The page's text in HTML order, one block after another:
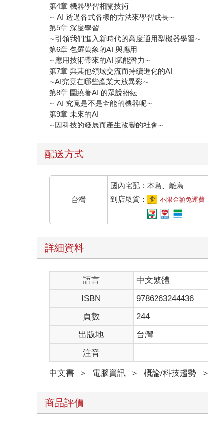
第4章 機器學習相關技術
∼ AI 透過各式各樣的方法來學習成長∼
第5章 深度學習
∼引領我們進入新時代的高度通用型機器學習∼
第6章 包羅萬象的AI 與應用
∼應用技術帶來的AI 賦能潛力∼
第7章 與其他領域交流而持續進化的AI
∼AI究竟在哪些產業大放異彩∼
第8章 圍繞著AI 的眾說紛紜
∼ AI 究竟是不是全能的機器呢∼
第9章 未來的AI
∼因科技的發展而產生改變的社會∼
配送方式
台灣
國內宅配：本島、離島
到店取貨：
不限金額免運費
詳細資料
語言 中文繁體
ISBN
9786263244436
頁數
244
出版地
台灣
注音
中文書 ＞ 電腦資訊 ＞ 概論/科技趨勢 ＞
商品評價